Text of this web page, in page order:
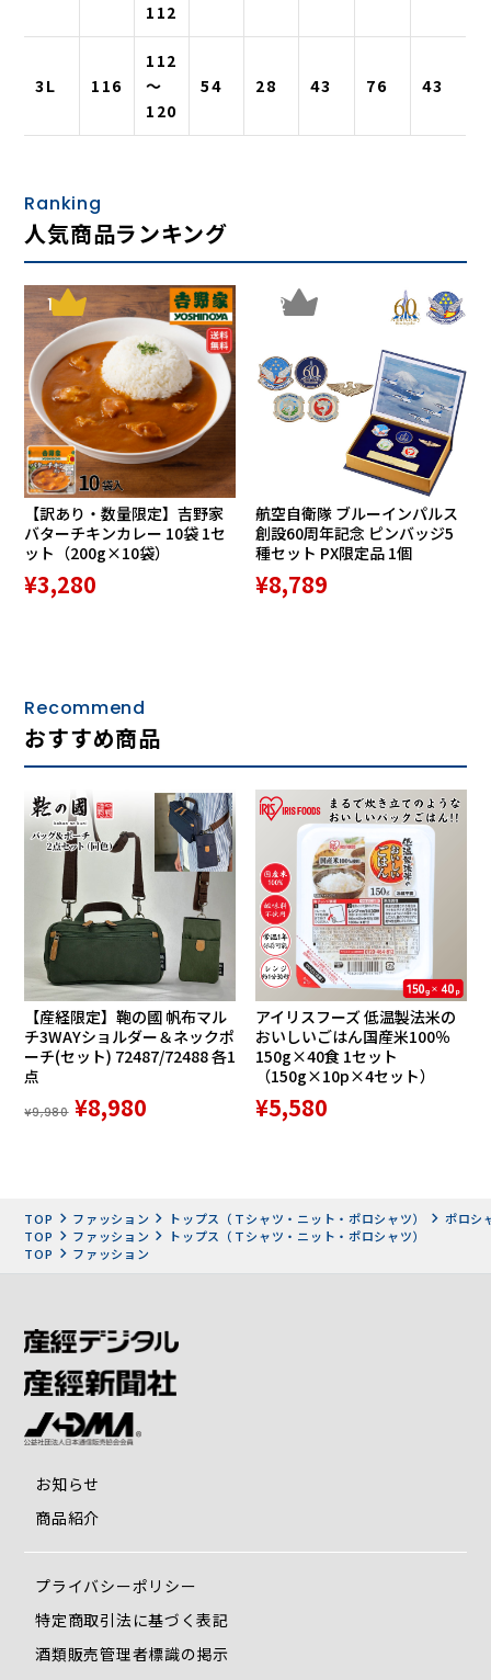
112
3L 116
112
〜
120
54 28 43 76 43
Ranking
人気商品ランキング
1
【訳あり・数量限定】吉野家
バターチキンカレー 10袋 1セ
ット（200g×10袋）
¥3,280
2
航空自衛隊 ブルーインパルス
創設60周年記念 ピンバッジ5
種セット PX限定品 1個
¥8,789
Recommend
おすすめ商品
【産経限定】鞄の國 帆布マル
チ3WAYショルダー＆ネックポ
ーチ(セット) 72487/72488 各1
点
¥9,980 ¥8,980
アイリスフーズ 低温製法米の
おいしいごはん国産米100％
150g×40食 1セット
（150g×10p×4セット）
¥5,580
TOP ファッション トップス（Ｔシャツ・ニット・ポロシャツ）
ポロシ
TOP
ファッション
トップス（Ｔシャツ・ニット・ポロシャツ）
TOP
ファッション
お知らせ
商品紹介
プライバシーポリシー
特定商取引法に基づく表記
酒類販売管理者標識の掲示